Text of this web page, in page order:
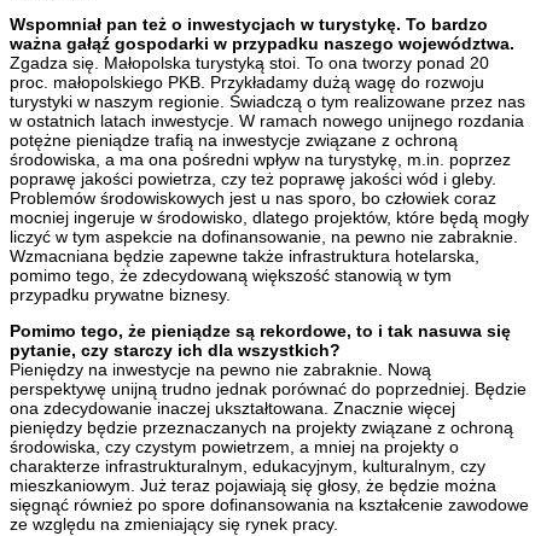
Wspomniał pan też o inwestycjach w turystykę. To bardzo
ważna gałąź gospodarki w przypadku naszego województwa.
Zgadza się. Małopolska turystyką stoi. To ona tworzy ponad 20
proc. małopolskiego PKB. Przykładamy dużą wagę do rozwoju
turystyki w naszym regionie. Świadczą o tym realizowane przez nas
w ostatnich latach inwestycje. W ramach nowego unijnego rozdania
potężne pieniądze trafią na inwestycje związane z ochroną
środowiska, a ma ona pośredni wpływ na turystykę, m.in. poprzez
poprawę jakości powietrza, czy też poprawę jakości wód i gleby.
Problemów środowiskowych jest u nas sporo, bo człowiek coraz
mocniej ingeruje w środowisko, dlatego projektów, które będą mogły
liczyć w tym aspekcie na dofinansowanie, na pewno nie zabraknie.
Wzmacniana będzie zapewne także infrastruktura hotelarska,
pomimo tego, że zdecydowaną większość stanowią w tym
przypadku prywatne biznesy.
Pomimo tego, że pieniądze są rekordowe, to i tak nasuwa się
pytanie, czy starczy ich dla wszystkich?
Pieniędzy na inwestycje na pewno nie zabraknie. Nową
perspektywę unijną trudno jednak porównać do poprzedniej. Będzie
ona zdecydowanie inaczej ukształtowana. Znacznie więcej
pieniędzy będzie przeznaczanych na projekty związane z ochroną
środowiska, czy czystym powietrzem, a mniej na projekty o
charakterze infrastrukturalnym, edukacyjnym, kulturalnym, czy
mieszkaniowym. Już teraz pojawiają się głosy, że będzie można
sięgnąć również po spore dofinansowania na kształcenie zawodowe
ze względu na zmieniający się rynek pracy.